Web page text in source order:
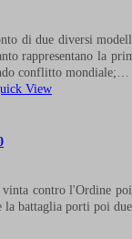
di due diversi
rappresentano la
conflitto mondiale;…
View
contro l'Ordine
battaglia porti poi